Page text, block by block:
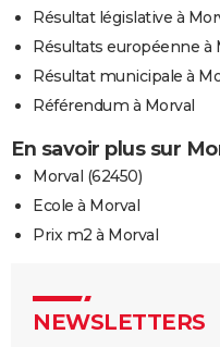
Résultat législative à
Résultats européenne à
Résultat municipale à
Référendum à Morval
En savoir plus sur
Morval (62450)
Ecole à Morval
Prix m2 à Morval
NEWSLETTERS